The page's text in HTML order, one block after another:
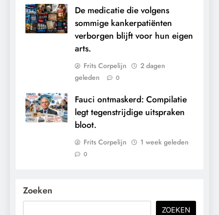
De medicatie die volgens
sommige kankerpatiënten
verborgen blijft voor hun eigen
arts.
Frits Corpelijn
2 dagen
geleden
0
Fauci ontmaskerd: Compilatie
legt tegenstrijdige uitspraken
bloot.
Frits Corpelijn 1 week geleden
0
Zoeken
ZOEKEN